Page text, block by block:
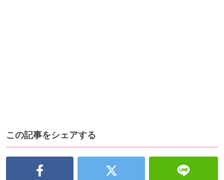
この記事をシェアする